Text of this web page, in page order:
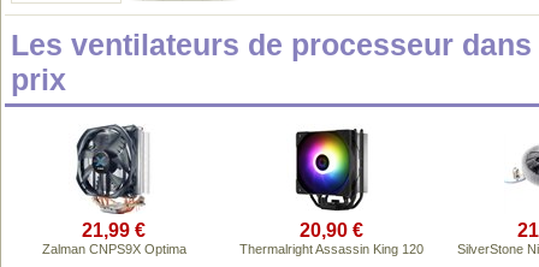
Les ventilateurs de processeur dans
prix
21,99 €
Zalman CNPS9X Optima
20,90 €
Thermalright Assassin King 120 SilverStone